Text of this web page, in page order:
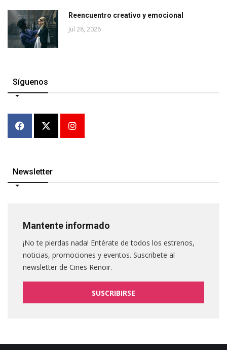
Reencuentro creativo y emocional
Jul 28, 2026
Síguenos
Newsletter
Mantente informado
¡No te pierdas nada! Entérate de todos los estrenos,
noticias, promociones y eventos. Suscribete al
newsletter de Cines Renoir.
SUSCRIBIRSE